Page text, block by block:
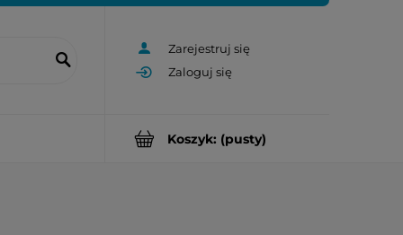
Zarejestruj się
Zaloguj się
Koszyk: (pusty)